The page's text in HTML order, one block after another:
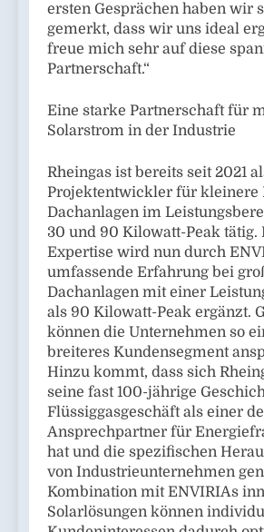
ersten Gesprächen haben wir
gemerkt, dass wir uns ideal
freue mich sehr auf diese
Partnerschaft.“
Eine starke Partnerschaft für
Solarstrom in der Industrie
Rheingas ist bereits seit 2021
Projektentwickler für kleinere
Dachanlagen im
30 und 90 Kilowatt-Peak tätig.
Expertise wird nun durch
umfassende Erfahrung bei
Dachanlagen mit einer
als 90 Kilowatt-Peak ergänzt.
können die Unternehmen so
breiteres Kundensegment
Hinzu kommt, dass sich
seine fast 100-jährige
Flüssiggasgeschäft als einer
Ansprechpartner für
hat und die spezifischen
von Industrieunternehmen
Kombination mit ENVIRIAs
Solarlösungen können